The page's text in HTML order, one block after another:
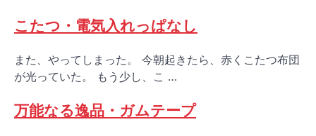
こたつ・電気入れっぱなし
また、やってしまった。 今朝起きたら、赤くこたつ布団
が光っていた。 もう少し、こ …
万能なる逸品・ガムテープ